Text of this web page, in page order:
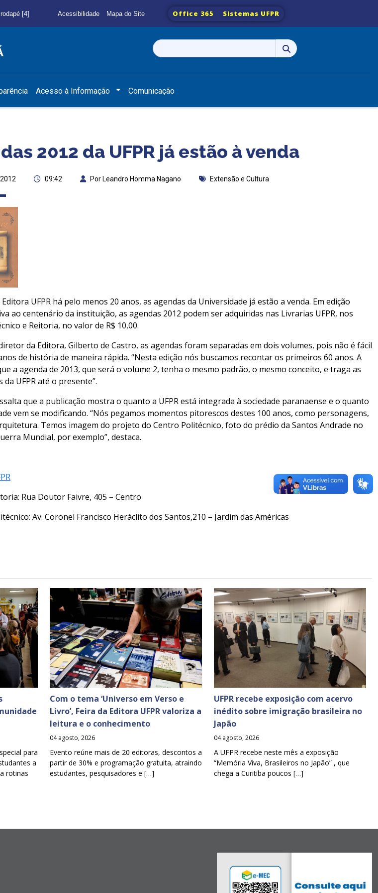
[4] Acessibilidade Mapa do Site Office 365 Sistemas UFPR
Pesquisar
por:
Acesso à Informação Comunicação
2012 da UFPR já estão à venda
09:42 Por Leandro Homma Nagano Extensão e Cultura
UFPR há pelo menos 20 anos, as agendas da Universidade já estão a venda. Em edição
ao centenário da instituição, as agendas 2012 podem ser adquiridas nas Livrarias UFPR, nos
e Reitoria, no valor de R$ 10,00.
da Editora, Gilberto de Castro, as agendas foram separadas em dois volumes, pois não é fácil
de história de maneira rápida. “Nesta edição nós buscamos recontar os primeiros 60 anos. A
a agenda de 2013, que será o volume 2, tenha o mesmo padrão, o mesmo conceito, e traga as
da UFPR até o presente”.
que a publicação mostra o quanto a UFPR está integrada à sociedade paranaense e o quanto
vem se modificando. “Nós pegamos momentos pitorescos destes 100 anos, como personagens,
Temos imagem do projeto do Centro Politécnico, foto do prédio da Santos Andrade no
Mundial, por exemplo”, destaca.
Rua Doutor Faivre, 405 – Centro
Av. Coronel Francisco Heráclito dos Santos,210 – Jardim das Américas
para
a
rotinas
Com o tema ‘Universo em Verso e
Livro’, Feira da Editora UFPR valoriza a
leitura e o conhecimento
04 agosto, 2026
Evento reúne mais de 20 editoras, descontos a
partir de 30% e programação gratuita, atraindo
estudantes, pesquisadores e […]
UFPR recebe exposição com acervo
inédito sobre imigração brasileira no
Japão
04 agosto, 2026
A UFPR recebe neste mês a exposição
“Memória Viva, Brasileiros no Japão” , que
chega a Curitiba poucos […]